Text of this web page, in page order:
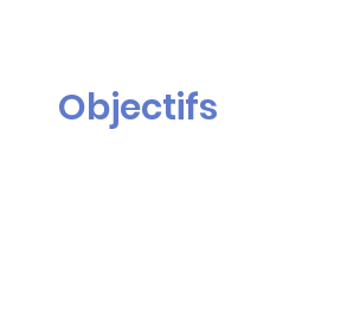
Objectifs